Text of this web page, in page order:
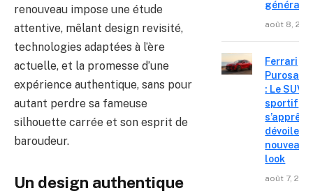
renouveau impose une étude
attentive, mêlant design revisité,
technologies adaptées à l’ère
actuelle, et la promesse d’une
expérience authentique, sans pour
autant perdre sa fameuse
silhouette carrée et son esprit de
baroudeur.
Un design authentique
août 8,
Ferrari
: Le SUV
sportif
s’apprête
dévoiler
nouveau
look
août 7,